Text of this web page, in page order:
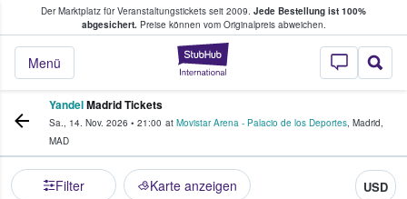
Der Marktplatz für Veranstaltungstickets seit 2009. Jede Bestellung ist 100%
abgesichert.Preise können vom Originalpreis abweichen.
StubHub - Wo
Menü
Tickets kaufen & verkaufen
YandelMadrid Tickets
Sa., 14. Nov. 2026 • 21:00 at Movistar Arena - Palacio de los Deportes, Madrid,
MAD
Filter Karte anzeigen USD